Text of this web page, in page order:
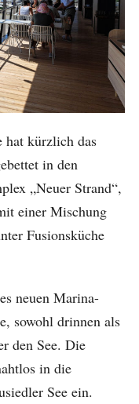
hat kürzlich das
in den
„Neuer Strand“,
einer Mischung
Fusionsküche
neuen Marina-
sowohl drinnen als
den See. Die
in die
See ein.